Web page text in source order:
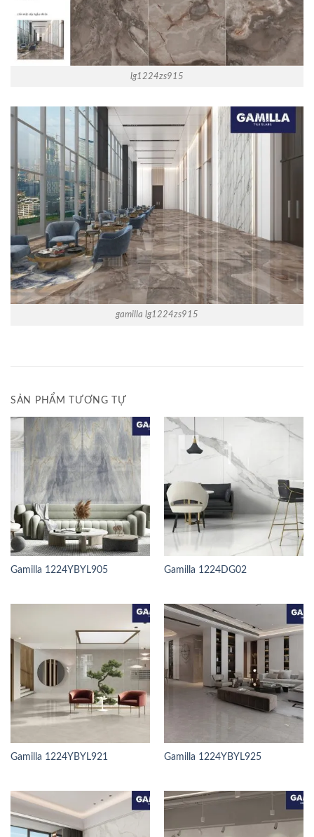
lg1224zs915
gamilla lg1224zs915
SẢN PHẨM TƯƠNG TỰ
Gamilla 1224YBYL905 Gamilla 1224DG02
Gamilla 1224YBYL921 Gamilla 1224YBYL925